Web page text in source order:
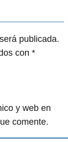
publicada.
con *
y web en
comente.